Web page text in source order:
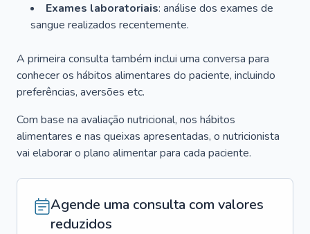
Exames laboratoriais: análise dos exames de
sangue realizados recentemente.
A primeira consulta também inclui uma conversa para
conhecer os hábitos alimentares do paciente, incluindo
preferências, aversões etc.
Com base na avaliação nutricional, nos hábitos
alimentares e nas queixas apresentadas, o nutricionista
vai elaborar o plano alimentar para cada paciente.
Agende uma consulta com valores
reduzidos